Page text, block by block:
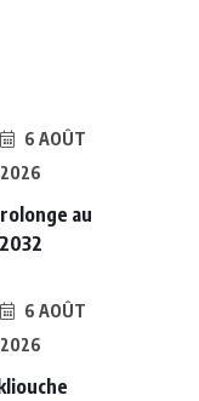
6 AOÛT
2026
au
6 AOÛT
2026